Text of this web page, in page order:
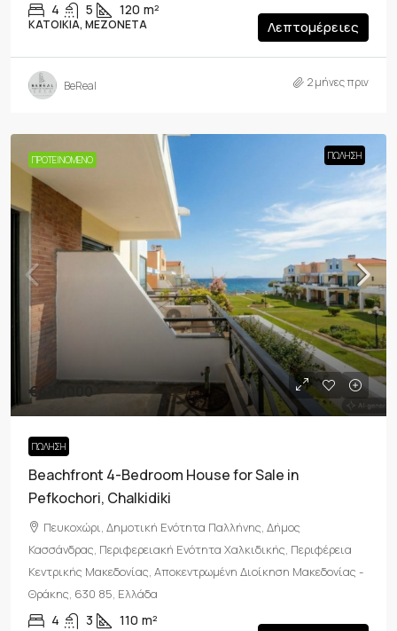
4 5 120 m²
ΚΑΤΟΙΚΊΑ, ΜΕΖΟΝΈΤΑ Λεπτομέρειες
BeReal 2 μήνες πριν
ΠΡΟΤΕΙΝΌΜΕΝΟ ΠΏΛΗΣΗ
€410,000
ΠΏΛΗΣΗ
Beachfront 4-Bedroom House for Sale in
Pefkochori, Chalkidiki
Πευκοχώρι, Δημοτική Ενότητα Παλλήνης, Δήμος
Κασσάνδρας, Περιφερειακή Ενότητα Χαλκιδικής, Περιφέρεια
Κεντρικής Μακεδονίας, Αποκεντρωμένη Διοίκηση Μακεδονίας -
Θράκης, 630 85, Ελλάδα
4 3 110 m²